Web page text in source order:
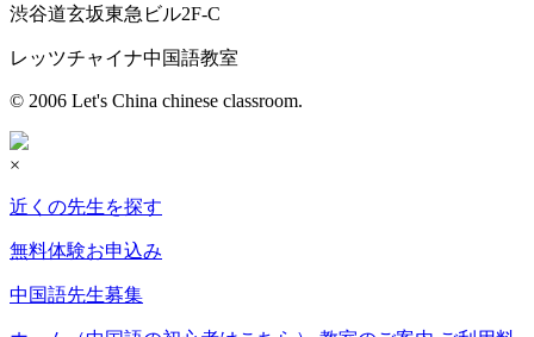
渋谷道玄坂東急ビル2F-C
レッツチャイナ中国語教室
© 2006 Let's China chinese classroom.
×
近くの先生を探す
無料体験お申込み
中国語先生募集